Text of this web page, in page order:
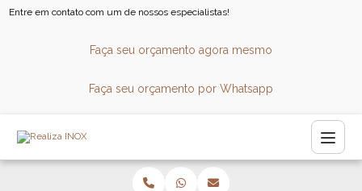
Entre em contato com um de nossos especialistas!
Faça seu orçamento agora mesmo
Faça seu orçamento por Whatsapp